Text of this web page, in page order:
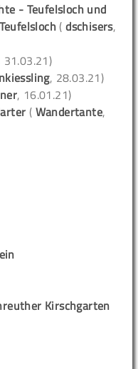
- Teufelsloch und
(dschisers,
31.03.21)
, 28.03.21)
, 16.01.21)
( Wandertante,
Kirschgarten